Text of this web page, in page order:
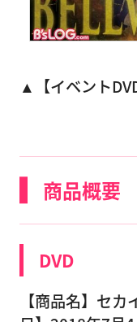
▲【イベント
商品概要
DVD
【商品名】セ